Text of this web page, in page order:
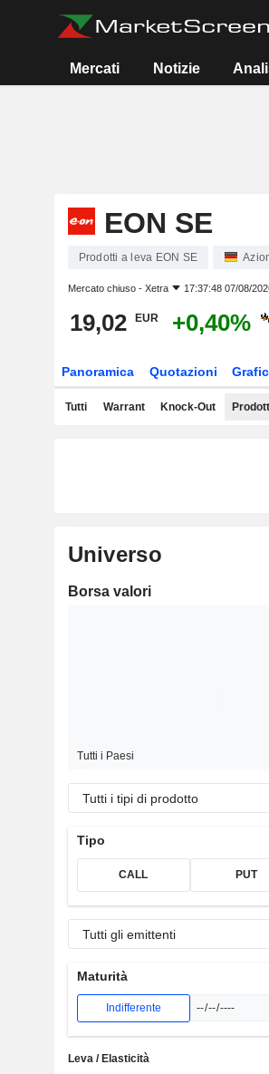
Mercati Notizie
EON SE
Prodotti a leva EON SE
Mercato chiuso - Xetra 17:37:48 07/08/
19,02 EUR +0,40%
Panoramica Quotazioni
Tutti Warrant Knock-Out
Universo
Borsa valori
Tutti i Paesi
Tutti i tipi di prodotto
Tipo
CALL PUT
Tutti gli emittenti
Maturità
Indifferente
Leva / Elasticità